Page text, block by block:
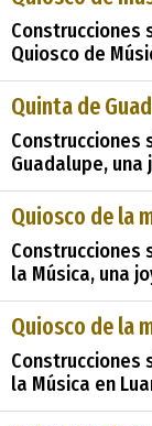
la Música, una
lugareños
Construcciones
Quiosco de
encantador
encuentra una
con su
joya
Quinta de
Construcciones
Guadalupe,
cantábrica,
florecimiento
asturiana hacia
Ubicada en la
Quiosco de la
Construcciones
la Música, una
Medal, es
símbolo cultural
corrientes
XX. En este repo
Quiosco de la
Construcciones
la Música en
finales del siglo